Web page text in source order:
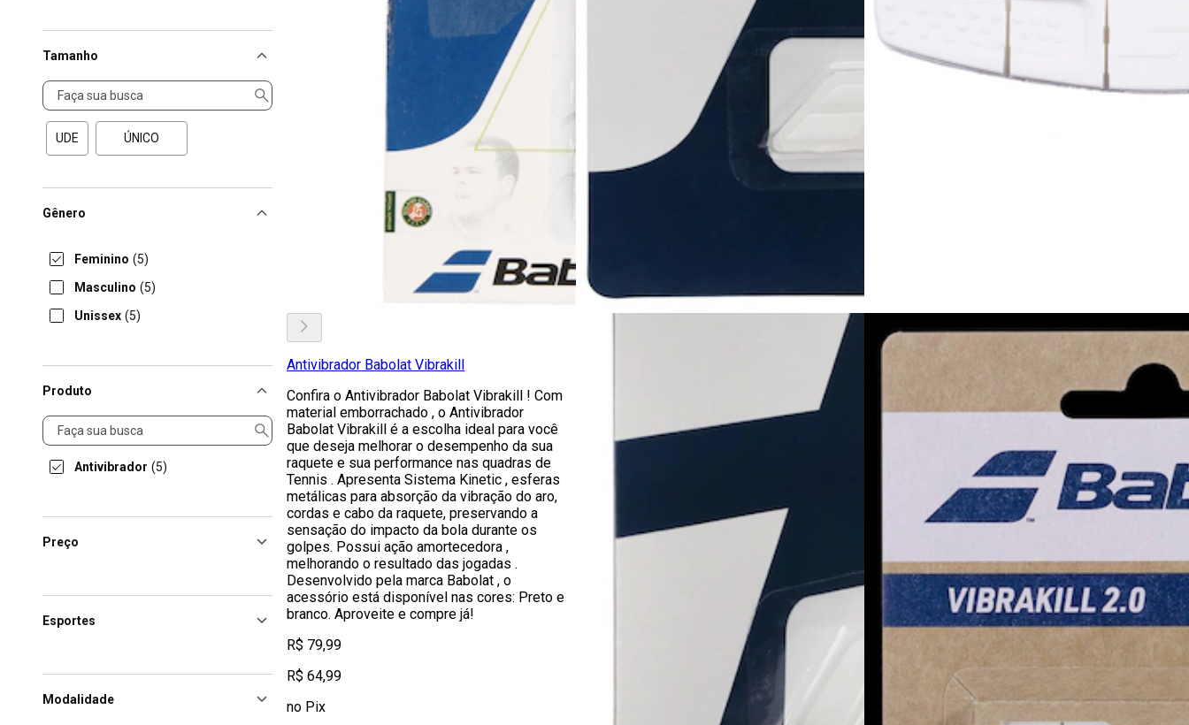
Tamanho
Tamanho
UDE ÚNICO
Gênero
Feminino (5)
Masculino (5)
Unissex (5)
Produto
Produto
Antivibrador (5)
Preço
Esportes
Modalidade
Antivibrador Babolat Vibrakill
Confira o Antivibrador Babolat Vibrakill ! Com
material emborrachado , o Antivibrador
Babolat Vibrakill é a escolha ideal para você
que deseja melhorar o desempenho da sua
raquete e sua performance nas quadras de
Tennis . Apresenta Sistema Kinetic , esferas
metálicas para absorção da vibração do aro,
cordas e cabo da raquete, preservando a
sensação do impacto da bola durante os
golpes. Possui ação amortecedora ,
melhorando o resultado das jogadas .
Desenvolvido pela marca Babolat , o
acessório está disponível nas cores: Preto e
branco. Aproveite e compre já!
R$ 79,99
R$ 64,99
no Pix